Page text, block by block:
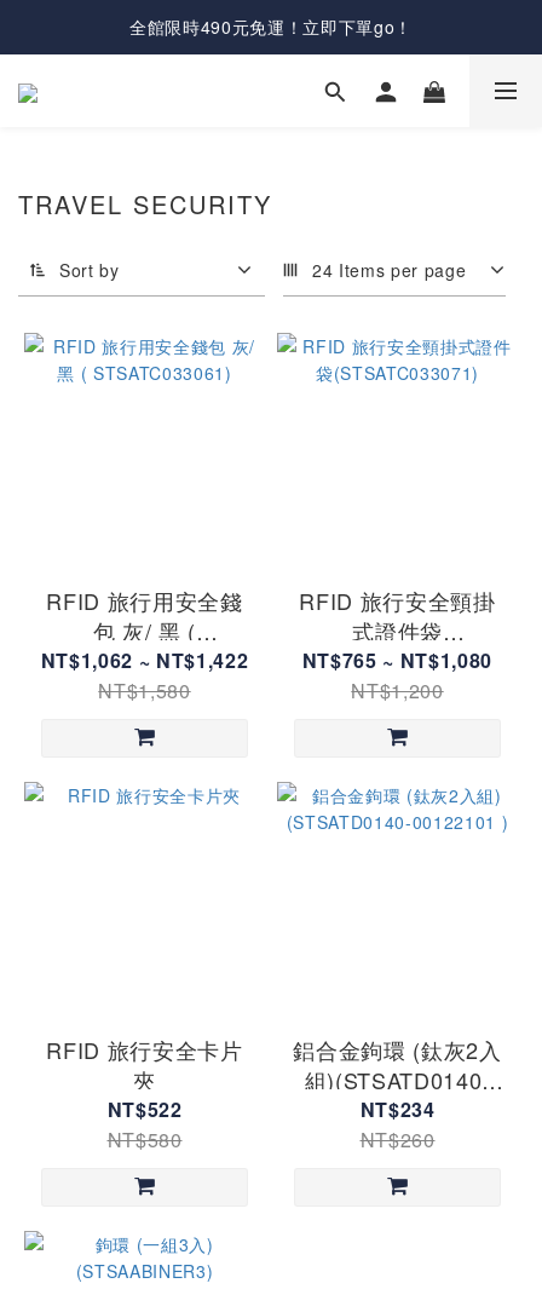
全館限時490元免運！立即下單go！
TRAVEL SECURITY
Sort by 24 Items per page
RFID 旅行用安全錢
包 灰/ 黑 (
STSATC033061)
NT$1,062 ~ NT$1,422
NT$1,580
RFID 旅行安全頸掛
式證件袋
(STSATC033071)
NT$765 ~ NT$1,080
NT$1,200
RFID 旅行安全卡片
夾
NT$522
NT$580
鋁合金鉤環 (鈦灰2入
組)(STSATD0140-
00122101 )
NT$234
NT$260